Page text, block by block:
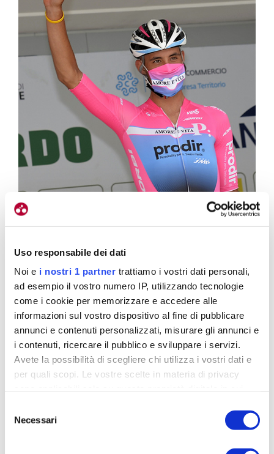
Uso responsabile dei dati
Noi e i nostri 1 partner trattiamo i vostri dati personali,
ad esempio il vostro numero IP, utilizzando tecnologie
come i cookie per memorizzare e accedere alle
informazioni sul vostro dispositivo al fine di pubblicare
annunci e contenuti personalizzati, misurare gli annunci e
i contenuti, ricercare il pubblico e sviluppare i servizi.
Avete la possibilità di scegliere chi utilizza i vostri dati e
per quali scopi. Le vostre scelte in materia di privacy
revocare il proprio consenso in qualsiasi momento dalla
Dichiarazione sui cookie o facendo clic sull'icona di
delNecessari
Per il corridore lombardo tre anni all’Amore & Vita, con due vittorie
Pensi che il tuo finale di stagione, con buoni
piazzamenti al Giro di Sicilia e al Giro del Veneto,
abbia contribuito a rendere appetibile il tuo
Credo di sì, io d’altronde nella seconda parte di
stagione sono sempre andato piuttosto bene e